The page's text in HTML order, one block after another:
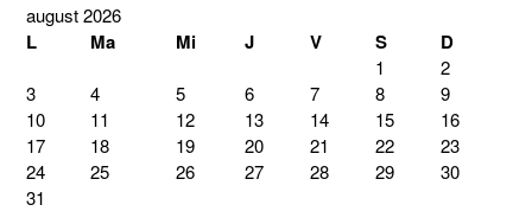
august 2026
L Ma Mi J V S D
1
2
3
4 5 6 7 8
9
10
11 12 13 14 15
16
17
18 19 20 21 22
23
24
25 26 27 28 29
30
31